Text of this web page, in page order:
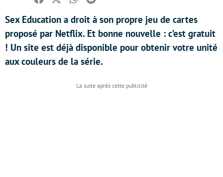
Facebook
TwitterWhatsapp
Reddit
Sex Education a droit à son propre jeu de cartes
proposé par Netflix. Et bonne nouvelle : c’est gratuit
! Un site est déjà disponible pour obtenir votre unité
aux couleurs de la série.